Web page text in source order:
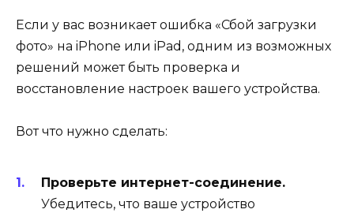
Если у вас возникает ошибка «Сбой загрузки
фото» на iPhone или iPad, одним из возможных
решений может быть проверка и
восстановление настроек вашего устройства.
Вот что нужно сделать:
Проверьте интернет-соединение.
Убедитесь, что ваше устройство